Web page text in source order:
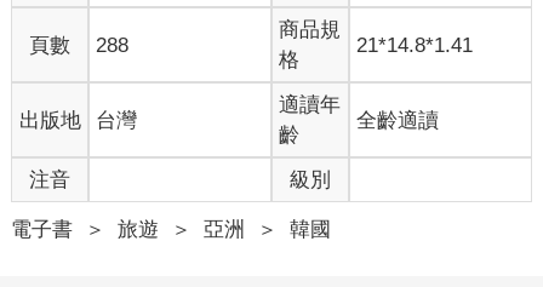
頁數 288
商品規
格
21*14.8*1.41
出版地 台灣
適讀年
齡
全齡適讀
注音 級別
電子書 ＞ 旅遊 ＞ 亞洲 ＞ 韓國